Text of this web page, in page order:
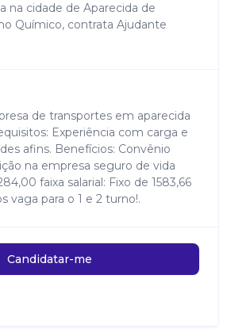
na cidade de Aparecida de
Químico, contrata Ajudante
de transportes em aparecida
Experiência com carga e
afins. Benefícios: Convênio
na empresa seguro de vida
faixa salarial: Fixo de 1583,66
vaga para o 1 e 2 turno!.
Candidatar-me